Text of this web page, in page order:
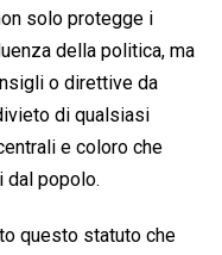
solo protegge i
della politica, ma
o direttive da
di qualsiasi
e coloro che
dal popolo.
questo statuto che